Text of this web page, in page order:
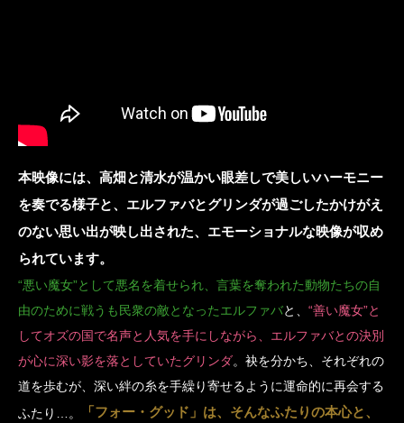
本映像には、高畑と清水が温かい眼差しで美しいハーモニー
を奏でる様子と、エルファバとグリンダが過ごしたかけがえ
のない思い出が映し出された、エモーショナルな映像が収め
られています。
“悪い魔女”として悪名を着せられ、言葉を奪われた動物たちの自
由のために戦うも民衆の敵となったエルファバと、 “善い魔女”と
してオズの国で名声と人気を手にしながら、エルファバとの決別
が心に深い影を落としていたグリンダ。袂を分かち、それぞれの
道を歩むが、深い絆の糸を手繰り寄せるように運命的に再会する
ふたり…。
「フォー・グッド」は、そんなふたりの本心と、